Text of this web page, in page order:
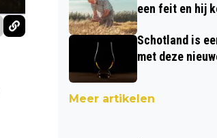
een feit en hij
Schotland is
met deze
Meer artikelen